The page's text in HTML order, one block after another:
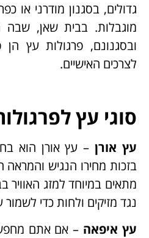
גדולים, בסגנון מודרני או
מוגבלות. בבית שאן, שבה
ובסגנונם, פרגולות עץ הן
לצרכים האישיים.
סוגי עץ
עץ אורן– עץ אורן הוא
בזכות מחירו הנגיש
מתאים במיוחד למזג האוויר
נגד מזיקים ולחות כדי לשמור
עץ איפאה – אם אתם